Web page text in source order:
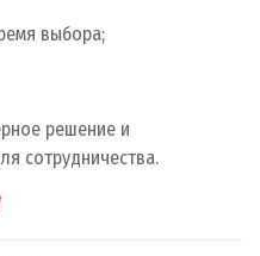
выбора;
решение и
сотрудничества.